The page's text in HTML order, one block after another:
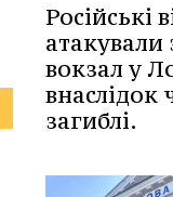
Російські
атакували
вокзал у
внаслідок
загиблі.